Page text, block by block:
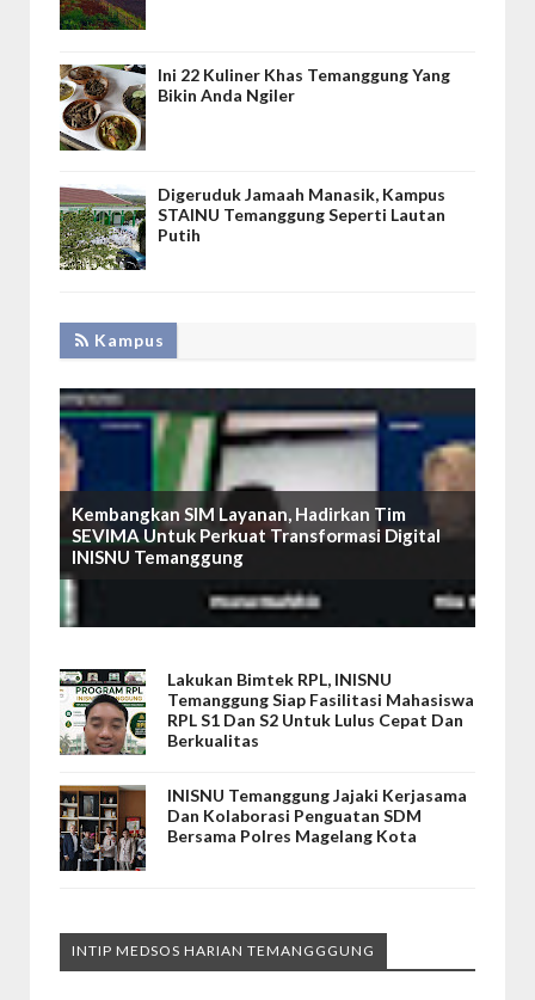
Ini 22 Kuliner Khas Temanggung Yang
Bikin Anda Ngiler
Digeruduk Jamaah Manasik, Kampus
STAINU Temanggung Seperti Lautan
Putih
Kampus
Kembangkan SIM Layanan, Hadirkan Tim
SEVIMA Untuk Perkuat Transformasi Digital
INISNU Temanggung
Lakukan Bimtek RPL, INISNU
Temanggung Siap Fasilitasi Mahasiswa
RPL S1 Dan S2 Untuk Lulus Cepat Dan
Berkualitas
INISNU Temanggung Jajaki Kerjasama
Dan Kolaborasi Penguatan SDM
Bersama Polres Magelang Kota
INTIP MEDSOS HARIAN TEMANGGGUNG